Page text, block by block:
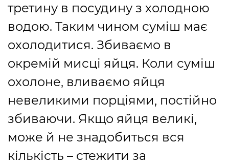
третину в посудину з холодною
водою. Таким чином суміш має
охолодитися. Збиваємо в
окремій мисці яйця. Коли суміш
охолоне, вливаємо яйця
невеликими порціями, постійно
збиваючи. Якщо яйця великі,
може й не знадобиться вся
кількість – стежити за